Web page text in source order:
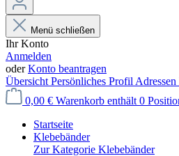
Menü schließen
Ihr Konto
Anmelden
oderKonto beantragen
Übersicht Persönliches Profil Adressen
0,00 € Warenkorb enthält 0
Startseite
Klebebänder
Zur Kategorie Klebebänder